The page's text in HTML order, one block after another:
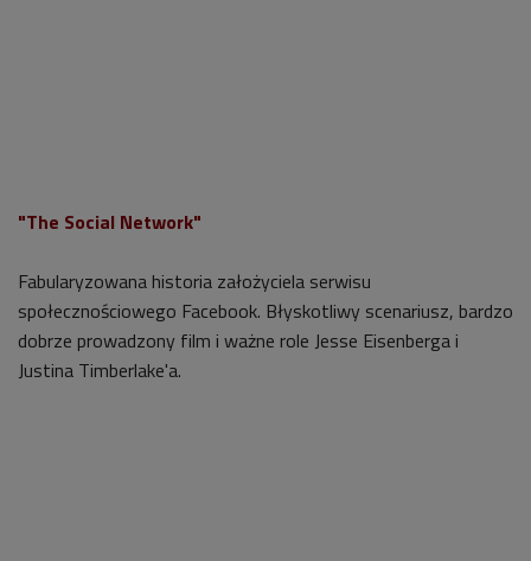
"The Social Network"
Fabularyzowana historia założyciela serwisu
społecznościowego Facebook. Błyskotliwy scenariusz, bardzo
dobrze prowadzony film i ważne role Jesse Eisenberga i
Justina Timberlake'a.